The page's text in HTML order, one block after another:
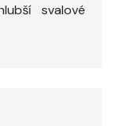
svalové